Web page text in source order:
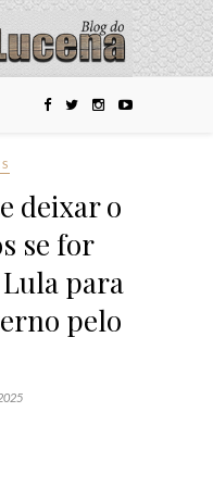
deixar o
se for
para
pelo